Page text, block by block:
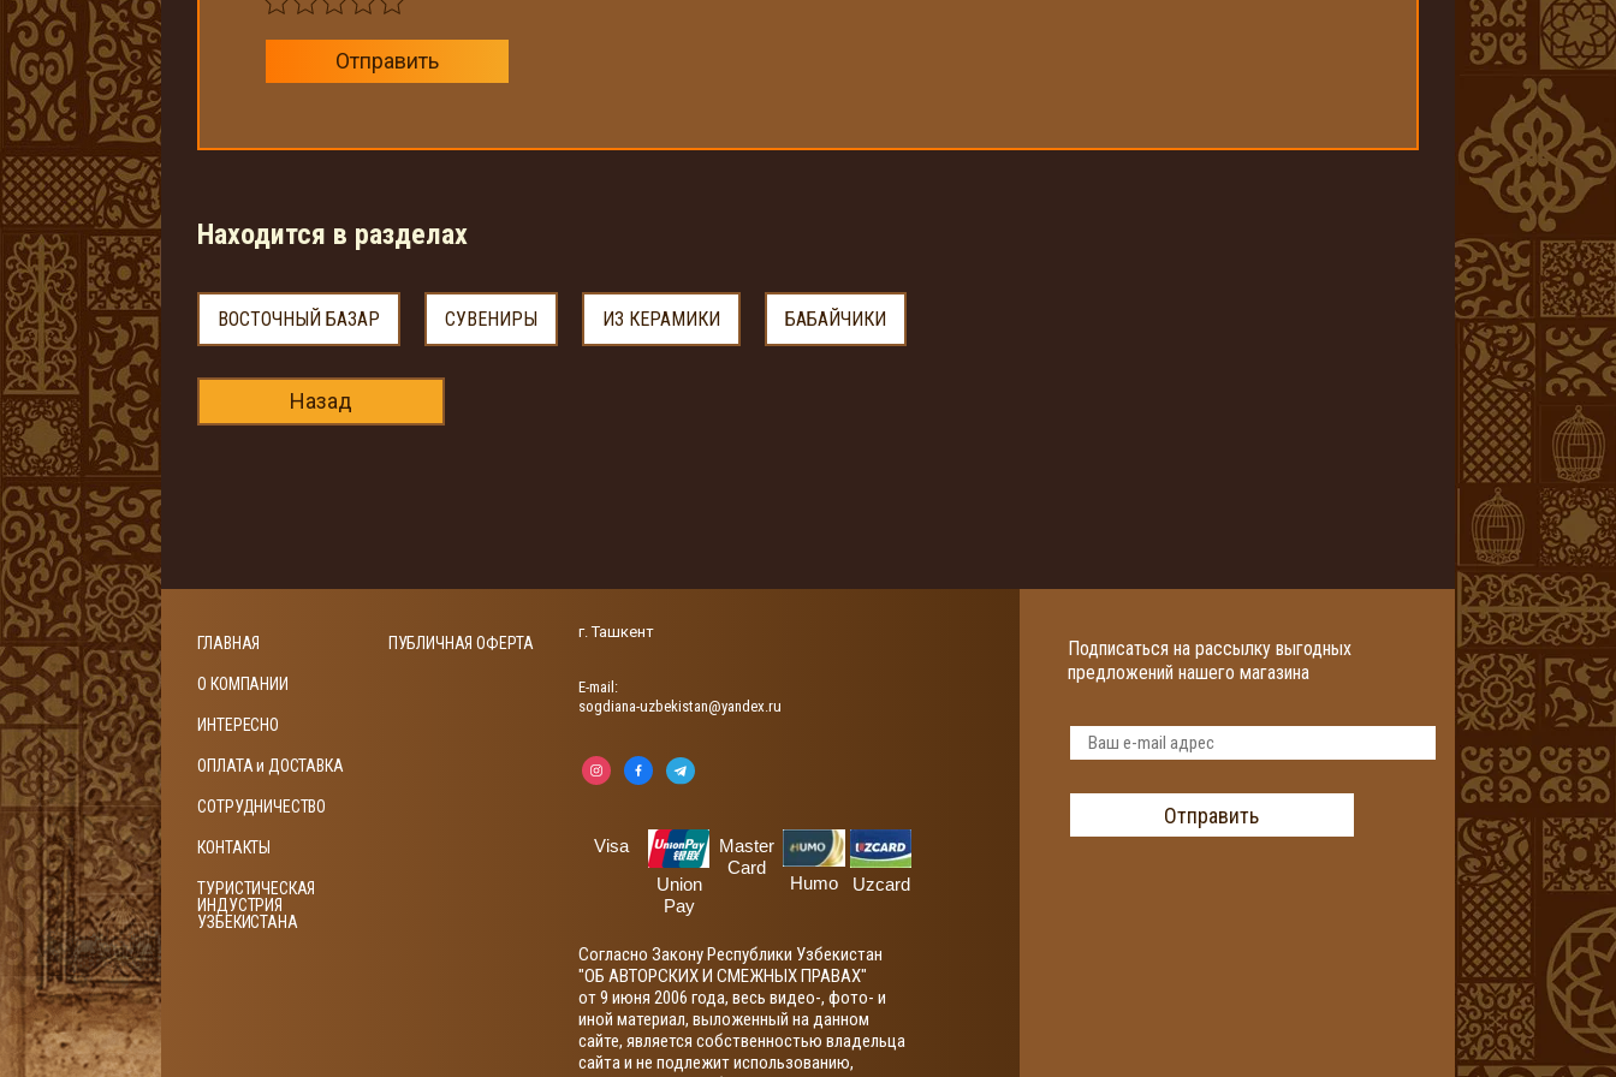
Отправить
Находится в разделах
ВОСТОЧНЫЙ БАЗАР СУВЕНИРЫ ИЗ КЕРАМИКИ БАБАЙЧИКИ
Назад
ГЛАВНАЯ
О КОМПАНИИ
ИНТЕРЕСНО
ОПЛАТА и ДОСТАВКА
СОТРУДНИЧЕСТВО
КОНТАКТЫ
ТУРИСТИЧЕСКАЯ
ИНДУСТРИЯ
УЗБЕКИСТАНА
ПУБЛИЧНАЯ ОФЕРТА
г. Ташкент
Е-mail:
sogdiana-uzbekistan@yandex.ru
Visa
Union
Pay
Master
Card
Humo Uzcard
Согласно Закону Республики Узбекистан
"ОБ АВТОРСКИХ И СМЕЖНЫХ ПРАВАХ"
от 9 июня 2006 года, весь видео-, фото- и
иной материал, выложенный на данном
сайте, является собственностью владельца
сайта и не подлежит использованию,
Подписаться на рассылку выгодных
предложений нашего магазина
Отправить